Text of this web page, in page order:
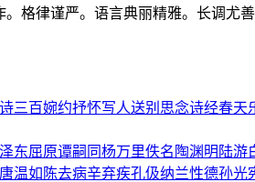
格律谨严。语言典丽精雅。长调尤
三百婉约抒怀写人送别 思念诗经春天
东屈原谭嗣同杨万里佚名 陶渊明 陆游
唐温如 陈去病辛弃疾孔伋纳兰性德孙光